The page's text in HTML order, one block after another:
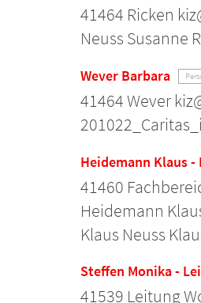
41464 Ricken
Neuss Susanne
Wever Barbara
41464 Wever
Heidemann Klaus
41460
Heidemann
Klaus Neuss
Steffen Monika -
41539 Leitung